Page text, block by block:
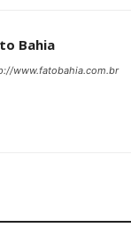
Bahia
www.fatobahia.com.br